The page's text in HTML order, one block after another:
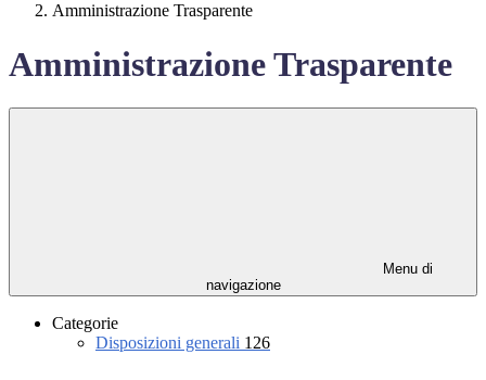
Amministrazione Trasparente
Amministrazione Trasparente
Menu di
navigazione
Categorie
Disposizioni generali 126